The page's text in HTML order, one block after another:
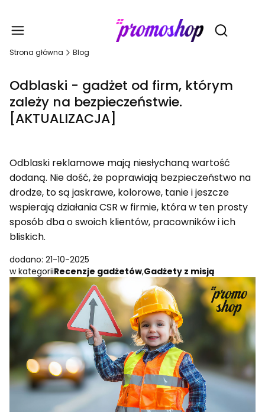
Otwórz
Strona główna Blog
Odblaski - gadżet od firm, którym
zależy na bezpieczeństwie.
[AKTUALIZACJA]
Odblaski reklamowe mają niesłychaną wartość
dodaną. Nie dość, że poprawiają bezpieczeństwo na
drodze, to są jaskrawe, kolorowe, tanie i jeszcze
wspierają działania CSR w firmie, która w ten prosty
sposób dba o swoich klientów, pracowników i ich
bliskich.
dodano: 21-10-2025
w kategoriiRecenzje gadżetów,Gadżety z misją